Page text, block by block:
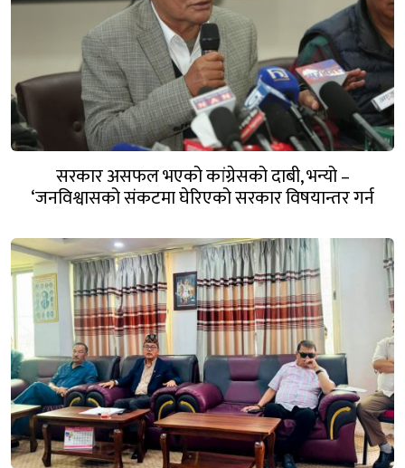
सरकार असफल भएको कांग्रेसको दाबी, भन्यो –
‘जनविश्वासको संकटमा घेरिएको सरकार विषयान्तर गर्न